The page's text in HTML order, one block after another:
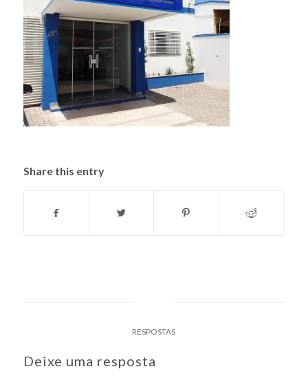
Share this entry
RESPOSTAS
Deixe uma resposta